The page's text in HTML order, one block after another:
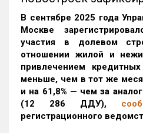
В сентябре 2025 года
Москве
участия в долевом
отношении жилой и
привлечением
меньше, чем в тот же
и на 61,8% — чем за
(12 286 ДДУ),
регистрационного